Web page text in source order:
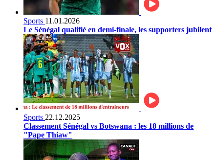
Sports 11.01.2026
Le Sénégal qualifié en demi-finale, les supporters jubilent
Sports 22.12.2025
Classement Sénégal vs Botswana : les 18 millions de
"Pape Thiaw"